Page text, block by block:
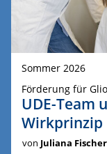
Sommer 2026
Förderung für
UDE-Team
Wirkprinzip
von Juliana Fischer